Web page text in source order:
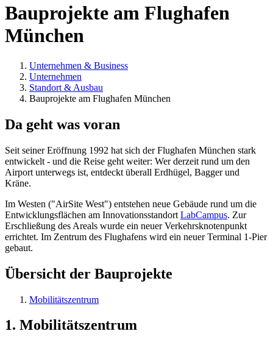
Bauprojekte am Flughafen
München
Unternehmen & Business
Unternehmen
Standort & Ausbau
Bauprojekte am Flughafen München
Da geht was voran
Seit seiner Eröffnung 1992 hat sich der Flughafen München stark
entwickelt - und die Reise geht weiter: Wer derzeit rund um den
Airport unterwegs ist, entdeckt überall Erdhügel, Bagger und
Kräne.
Im Westen ("AirSite West") entstehen neue Gebäude rund um die
Entwicklungsflächen am Innovationsstandort LabCampus. Zur
Erschließung des Areals wurde ein neuer Verkehrsknotenpunkt
errichtet. Im Zentrum des Flughafens wird ein neuer Terminal 1-Pier
gebaut.
Übersicht der Bauprojekte
Mobilitätszentrum
1. Mobilitätszentrum